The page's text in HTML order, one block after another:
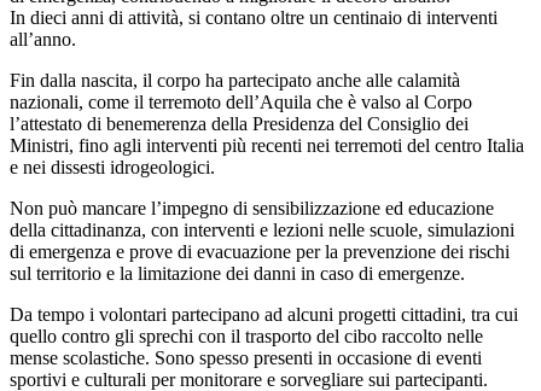
In dieci anni di attività, si contano oltre un centinaio di interventi
all’anno.
Fin dalla nascita, il corpo ha partecipato anche alle calamità
nazionali, come il terremoto dell’Aquila che è valso al Corpo
l’attestato di benemerenza della Presidenza del Consiglio dei
Ministri, fino agli interventi più recenti nei terremoti del centro Italia
e nei dissesti idrogeologici.
Non può mancare l’impegno di sensibilizzazione ed educazione
della cittadinanza, con interventi e lezioni nelle scuole, simulazioni
di emergenza e prove di evacuazione per la prevenzione dei rischi
sul territorio e la limitazione dei danni in caso di emergenze.
Da tempo i volontari partecipano ad alcuni progetti cittadini, tra cui
quello contro gli sprechi con il trasporto del cibo raccolto nelle
mense scolastiche. Sono spesso presenti in occasione di eventi
sportivi e culturali per monitorare e sorvegliare sui partecipanti.